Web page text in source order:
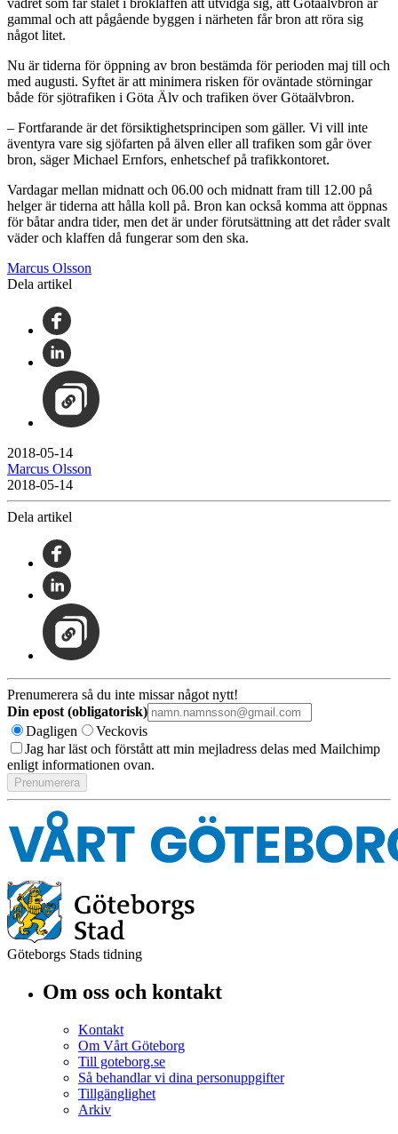
gammal och att pågående byggen i närheten får bron att röra sig
något litet.
Nu är tiderna för öppning av bron bestämda för perioden maj till och
med augusti. Syftet är att minimera risken för oväntade störningar
både för sjötrafiken i Göta Älv och trafiken över Götaälvbron.
– Fortfarande är det försiktighetsprincipen som gäller. Vi vill inte
äventyra vare sig sjöfarten på älven eller all trafiken som går över
bron, säger Michael Ernfors, enhetschef på trafikkontoret.
Vardagar mellan midnatt och 06.00 och midnatt fram till 12.00 på
helger är tiderna att hålla koll på. Bron kan också komma att öppnas
för båtar andra tider, men det är under förutsättning att det råder svalt
väder och klaffen då fungerar som den ska.
Marcus Olsson
Dela artikel
2018-05-14
Marcus Olsson
2018-05-14
Dela artikel
Prenumerera så du inte missar något nytt!
Din epost (obligatorisk)
Dagligen
Veckovis
Jag har läst och förstått att min mejladress delas med Mailchimp
enligt informationen ovan.
Göteborgs Stads tidning
Om oss och kontakt
Kontakt
Om Vårt Göteborg
Till goteborg.se
Så behandlar vi dina personuppgifter
Tillgänglighet
Arkiv